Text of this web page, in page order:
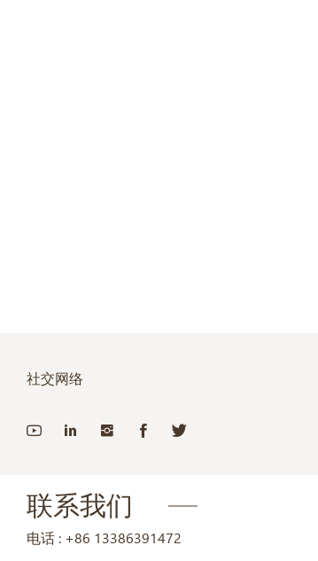
社交网络
联系我们
电话 : +86 13386391472